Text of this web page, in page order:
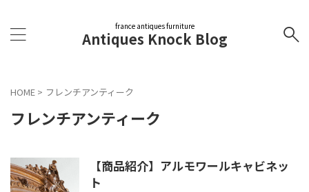
france antiques furniture
Antiques Knock Blog
HOME > フレンチアンティーク
フレンチアンティーク
【商品紹介】アルモワールキャビネッ
ト